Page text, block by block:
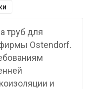
труб для
фирмы Ostendorf.
и